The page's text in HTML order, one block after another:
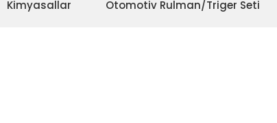
Kimyasallar Otomotiv Rulman/Triger Seti